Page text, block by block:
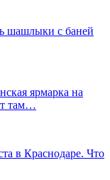
шашлыки с баней
ярмарка на
там…
в Краснодаре. Что